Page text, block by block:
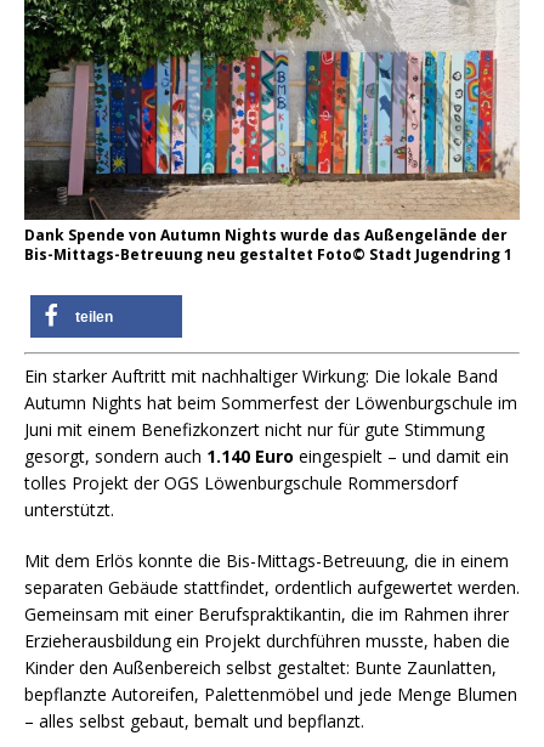
Dank Spende von Autumn Nights wurde das Außengelände der
Bis-Mittags-Betreuung neu gestaltet Foto© Stadt Jugendring 1
teilen
Ein starker Auftritt mit nachhaltiger Wirkung: Die lokale Band
Autumn Nights hat beim Sommerfest der Löwenburgschule im
Juni mit einem Benefizkonzert nicht nur für gute Stimmung
gesorgt, sondern auch 1.140 Euro eingespielt – und damit ein
tolles Projekt der OGS Löwenburgschule Rommersdorf
unterstützt.
Mit dem Erlös konnte die Bis-Mittags-Betreuung, die in einem
separaten Gebäude stattfindet, ordentlich aufgewertet werden.
Gemeinsam mit einer Berufspraktikantin, die im Rahmen ihrer
Erzieherausbildung ein Projekt durchführen musste, haben die
Kinder den Außenbereich selbst gestaltet: Bunte Zaunlatten,
bepflanzte Autoreifen, Palettenmöbel und jede Menge Blumen
– alles selbst gebaut, bemalt und bepflanzt.